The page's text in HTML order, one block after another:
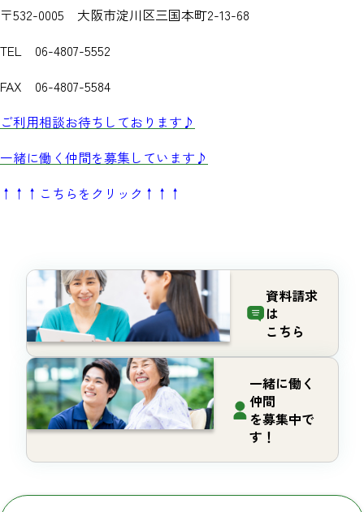
〒532-0005 大阪市淀川区三国本町2-13-68
TEL 06-4807-5552
FAX 06-4807-5584
ご利用相談お待ちしております♪
一緒に働く仲間を募集しています♪
↑↑↑こちらをクリック↑↑↑
資料請求
は
こちら
一緒に働く
仲間
を募集中で
す！